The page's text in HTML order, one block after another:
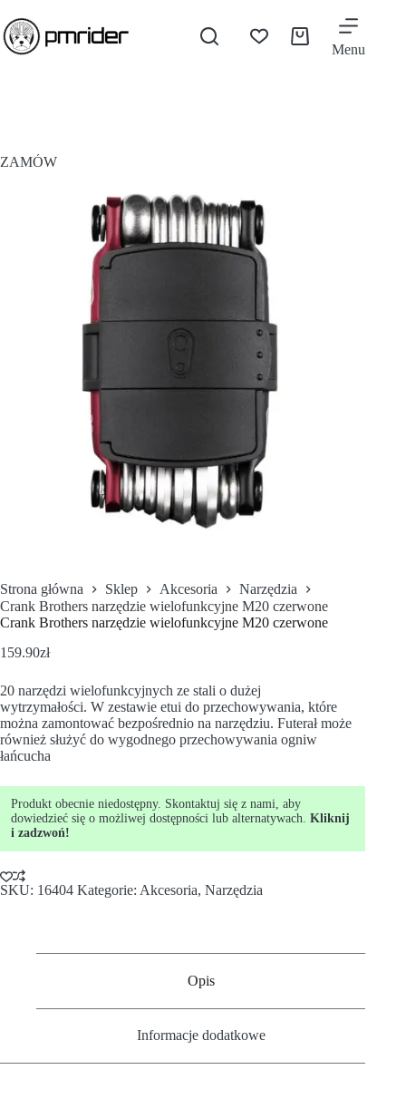
Menu
ZAMÓW
Strona główna Sklep Akcesoria
Narzędzia
Crank Brothers narzędzie wielofunkcyjne M20 czerwone
Crank Brothers narzędzie wielofunkcyjne M20 czerwone
159.90zł
20 narzędzi wielofunkcyjnych ze stali o dużej
wytrzymałości. W zestawie etui do przechowywania, które
można zamontować bezpośrednio na narzędziu. Futerał może
również służyć do wygodnego przechowywania ogniw
łańcucha
Produkt obecnie niedostępny. Skontaktuj się z nami, aby
dowiedzieć się o możliwej dostępności lub alternatywach. Kliknij
i zadzwoń!
SKU: 16404 Kategorie: Akcesoria, Narzędzia
Opis
Informacje dodatkowe